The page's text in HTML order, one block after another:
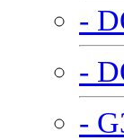
-
-
-